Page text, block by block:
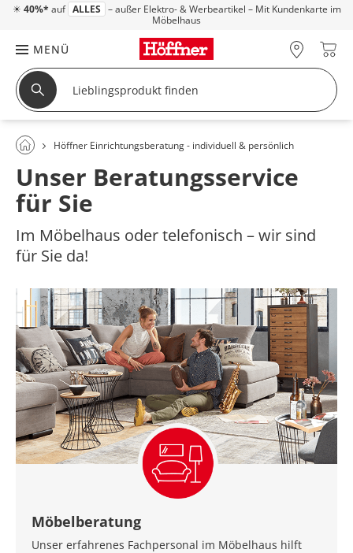
☀ 40%* auf ALLES – außer Elektro- & Werbeartikel – Mit Kundenkarte im
Möbelhaus
MENÜ
Höffner Einrichtungsberatung - individuell & persönlich
Unser Beratungsservice
für Sie
Im Möbelhaus oder telefonisch – wir sind
für Sie da!
Möbelberatung
Unser erfahrenes Fachpersonal im Möbelhaus hilft